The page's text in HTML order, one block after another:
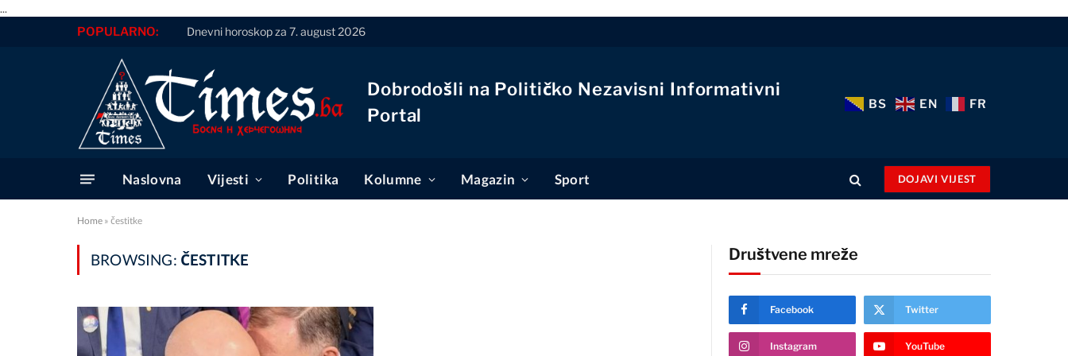
...
POPULARNO: Dnevni horoskop za 7. august 2026
Dobrodošli na Političko Nezavisni Informativni
Portal
BS EN FR
Naslovna Vijesti Politika Kolumne Magazin Sport DOJAVI VIJEST
Home » čestitke
BROWSING: ČESTITKE Društvene mreže
Facebook Twitter
Instagram YouTube